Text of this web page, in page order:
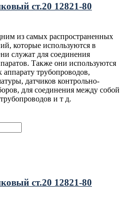
ст.20 12821-80
из самых распространенных
которые используются в
служат для соединения
Также они используются
аппарату трубопроводов,
датчиков контрольно-
для соединения между собой
и т д.
ст.20 12821-80